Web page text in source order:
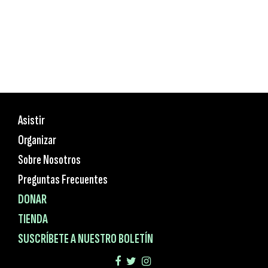
Asistir
Organizar
Sobre Nosotros
Preguntas Frecuentes
DONAR
TIENDA
SUSCRÍBETE A NUESTRO BOLETÍN